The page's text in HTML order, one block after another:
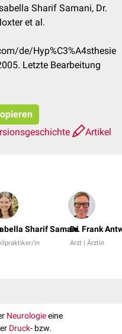
Sharif Samani, Dr.
et al.
de/Hyp%C3%A4sthesie
Letzte Bearbeitung
Artikel
Sharif Samani
in
Dr. Frank
Arzt | Ärztin
Neurologieeine
Druck- bzw.